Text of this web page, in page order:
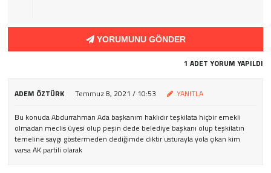
YORUMUNU GÖNDER
1 ADET YORUM YAPILDI
ADEM ÖZTÜRK Temmuz 8, 2021 / 10:53 YANITLA
Bu konuda Abdurrahman Ada başkanım haklıdır teşkilata hiçbir emekli
olmadan meclis üyesi olup peşin dede belediye başkanı olup teşkilatın
temeline saygı göstermeden dediğimde diktir usturayla yola çıkan kim
varsa AK partili olarak